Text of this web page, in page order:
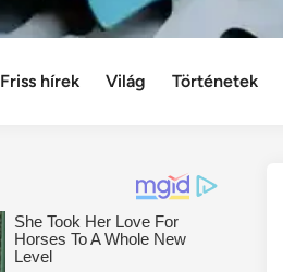
Friss hírek Világ Történetek